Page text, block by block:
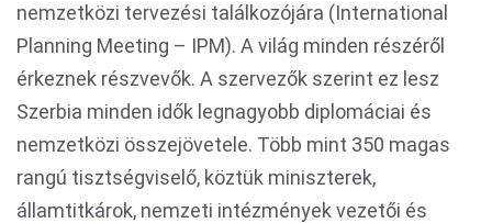
nemzetközi tervezési találkozójára (International
Planning Meeting – IPM). A világ minden részéről
érkeznek részvevők. A szervezők szerint ez lesz
Szerbia minden idők legnagyobb diplomáciai és
nemzetközi összejövetele. Több mint 350 magas
rangú tisztségviselő, köztük miniszterek,
államtitkárok, nemzeti intézmények vezetői és